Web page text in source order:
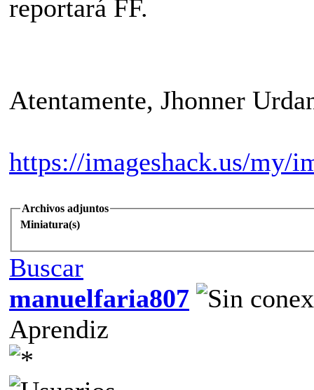
reportará FF.
Atentamente, Jhonner
https://imageshack.us/my/
Archivos adjuntos
Miniatura(s)
Buscar
manuelfaria807
Aprendiz